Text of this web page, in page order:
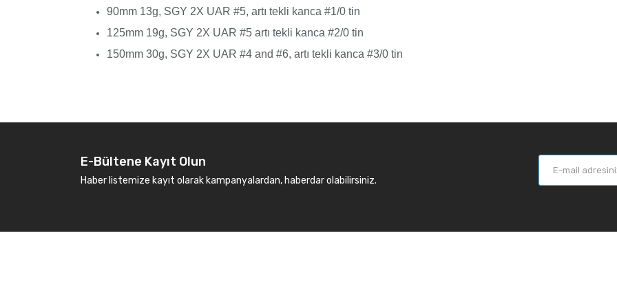
90mm 13g, SGY 2X UAR #5, artı tekli kanca #1/0 tin
125mm 19g, SGY 2X UAR #5 artı tekli kanca #2/0 tin
150mm 30g, SGY 2X UAR #4 and #6, artı tekli kanca #3/0 tin
E-Bültene Kayıt Olun
Haber listemize kayıt olarak kampanyalardan, haberdar olabilirsiniz.